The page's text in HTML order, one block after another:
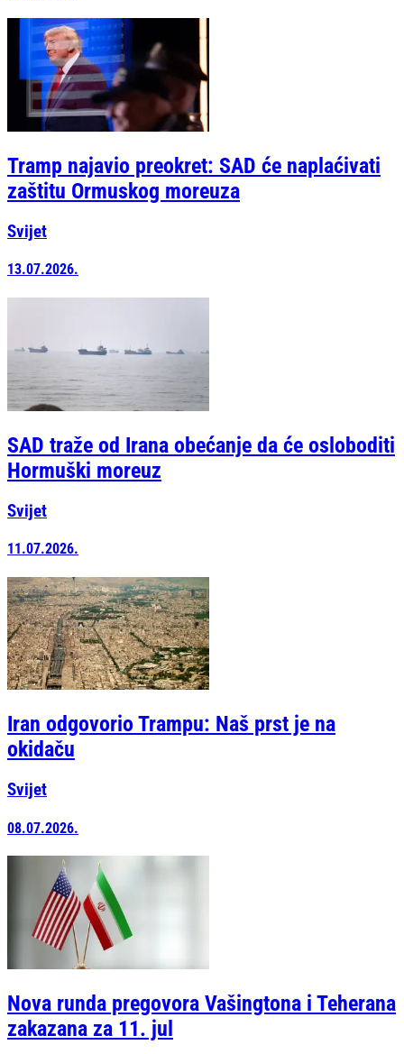
Tramp najavio preokret: SAD će naplaćivati
zaštitu Ormuskog moreuza
Svijet
13.07.2026.
SAD traže od Irana obećanje da će osloboditi
Hormuški moreuz
Svijet
11.07.2026.
Iran odgovorio Trampu: Naš prst je na
okidaču
Svijet
08.07.2026.
Nova runda pregovora Vašingtona i Teherana
zakazana za 11. jul